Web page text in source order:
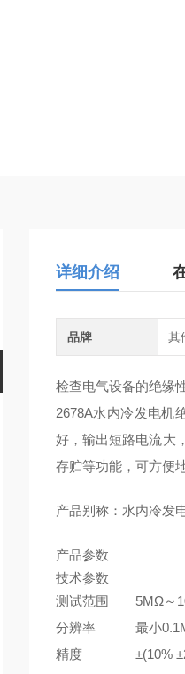
详细介绍
品牌 其
检查电气设备的绝缘
2678A水内冷发电机
好，输出短路电流大
存贮等功能，可方便
产品别称：水内冷发
产品参数
技术参数
测试范围
5MΩ～
分辨率
最小
精度
±(10%